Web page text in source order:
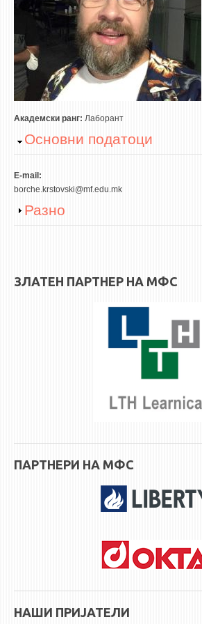
WATERBRIDGING
CIRASIM
ENERGET
AIR QUALITY MODELLING
АКТИ
АКТИ
АНКЕТИ И САМОЕВАЛУАЦИИ
ЗАВРШНИ СМЕТКИ
ИЗВЕСТУВАЊА
I ЦИКЛУС - ДОДИПЛОМСКИ
Академски ранг: Лаборант
Hide
Основни податоци
E-mail:
borche.krstovski@mf.edu.mk
Show
Разно
ЗЛАТЕН ПАРТНЕР НА МФС
ПАРТНЕРИ НА МФС
НАШИ ПРИЈАТЕЛИ